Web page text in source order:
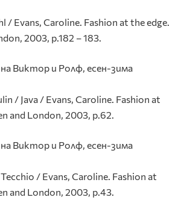
Evans, Caroline. Fashion at the edge.
2003, p.182 – 183.
Виктор и Ролф, есен-зима
/ Java / Evans, Caroline. Fashion at
and London, 2003, p.62.
Виктор и Ролф, есен-зима
/ Evans, Caroline. Fashion at
and London, 2003, p.43.